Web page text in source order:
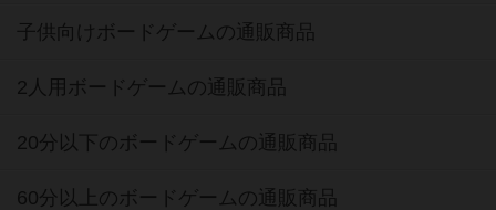
子供向けボードゲームの通販商品
2人用ボードゲームの通販商品
20分以下のボードゲームの通販商品
60分以上のボードゲームの通販商品